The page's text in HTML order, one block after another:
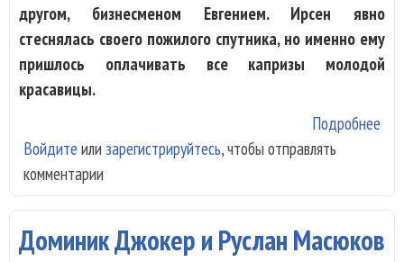
другом, бизнесменом Евгением. Ирсен явно
стеснялась своего пожилого спутника, но именно ему
пришлось оплачивать все капризы молодой
красавицы.
Подробнее
Войдите или зарегистрируйтесь, чтобы отправлять
комментарии
Доминик Джокер и Руслан Масюков